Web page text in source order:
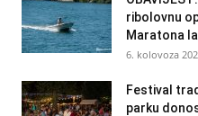
ribolovnu
Maratona
6. kolovoza
Festival
parku